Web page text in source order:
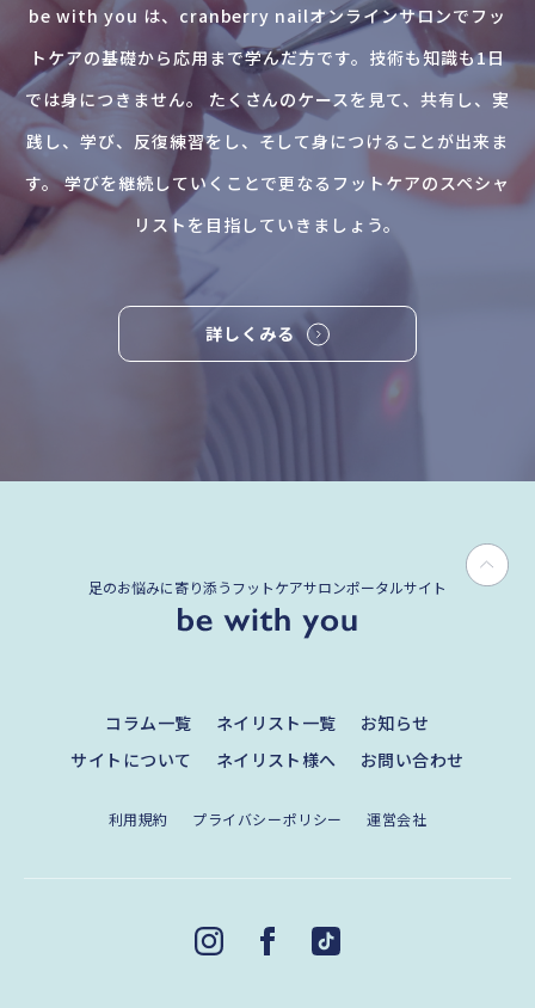
be with you は、cranberry nailオンラインサロンでフッ
トケアの基礎から応用まで学んだ方です。技術も知識も1日
では身につきません。 たくさんのケースを見て、共有し、実
践し、学び、反復練習をし、そして身につけることが出来ま
す。 学びを継続していくことで更なるフットケアのスペシャ
リストを目指していきましょう。
詳しくみる
足のお悩みに寄り添うフットケアサロンポータルサイト
コラム一覧 ネイリスト一覧
お知らせ
サイトについて
ネイリスト様へ お問い合わせ
利用規約 プライバシーポリシー 運営会社